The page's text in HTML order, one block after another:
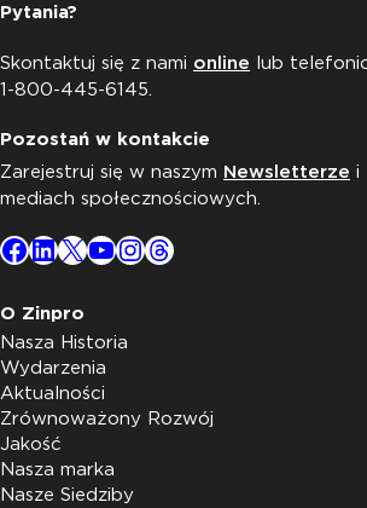
Pytania?
Skontaktuj się z nami online lub
1-800-445-6145.
Pozostań w kontakcie
Zarejestruj się w naszym Newsletterze i
mediach społecznościowych.
Facebook
LinkedIn
X YouTube
Instagram
Threads
O Zinpro
Nasza Historia
Wydarzenia
Aktualności
Zrównoważony Rozwój
Jakość
Nasza marka
Nasze Siedziby